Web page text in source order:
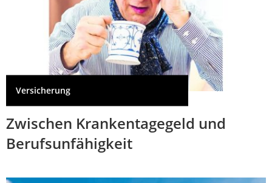
Versicherung
Zwischen Krankentagegeld und
Berufsunfähigkeit